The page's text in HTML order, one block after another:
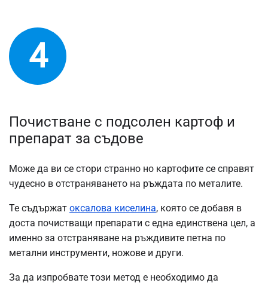
4
Почистване с подсолен картоф и
препарат за съдове
Може да ви се стори странно но картофите се справят
чудесно в отстраняването на ръждата по металите.
Те съдържат оксалова киселина, която се добавя в
доста почистващи препарати с една единствена цел, а
именно за отстраняване на ръждивите петна по
метални инструменти, ножове и други.
За да изпробвате този метод е необходимо да